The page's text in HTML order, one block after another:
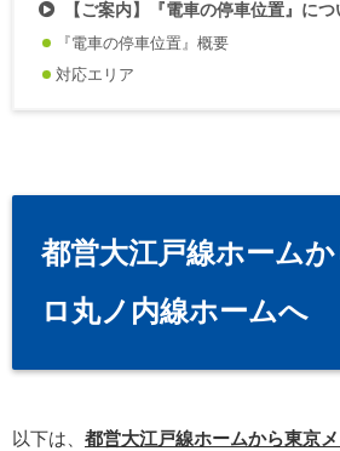
【ご案内】『電車の停車位置』につ
『電車の停車位置』概要
対応エリア
都営大江戸線ホーム
ロ丸ノ内線ホームへ
以下は、 都営大江戸線ホームから東京